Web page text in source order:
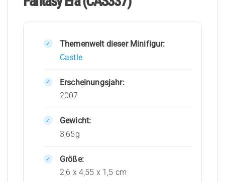
Themenwelt dieser Minifigur:
Castle
Erscheinungsjahr:
2007
Gewicht:
3,65g
Größe:
2,6 x 4,55 x 1,5 cm